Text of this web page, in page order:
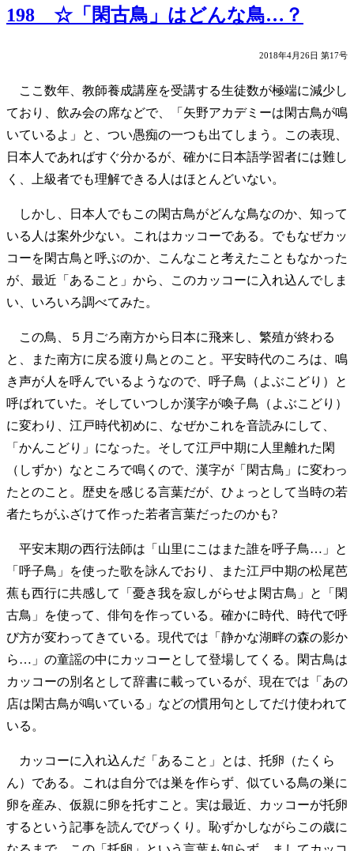
198 ☆「閑古鳥」はどんな鳥…？
2018年4月26日 第17号
ここ数年、教師養成講座を受講する生徒数が極端に減少し
ており、飲み会の席などで、「矢野アカデミーは閑古鳥が鳴
いているよ」と、つい愚痴の一つも出てしまう。この表現、
日本人であればすぐ分かるが、確かに日本語学習者には難し
く、上級者でも理解できる人はほとんどいない。
しかし、日本人でもこの閑古鳥がどんな鳥なのか、知って
いる人は案外少ない。これはカッコーである。でもなぜカッ
コーを閑古鳥と呼ぶのか、こんなこと考えたこともなかった
が、最近「あること」から、このカッコーに入れ込んでしま
い、いろいろ調べてみた。
この鳥、５月ごろ南方から日本に飛来し、繁殖が終わる
と、また南方に戻る渡り鳥とのこと。平安時代のころは、鳴
き声が人を呼んでいるようなので、呼子鳥（よぶこどり）と
呼ばれていた。そしていつしか漢字が喚子鳥（よぶこどり）
に変わり、江戸時代初めに、なぜかこれを音読みにして、
「かんこどり」になった。そして江戸中期に人里離れた閑
（しずか）なところで鳴くので、漢字が「閑古鳥」に変わっ
たとのこと。歴史を感じる言葉だが、ひょっとして当時の若
者たちがふざけて作った若者言葉だったのかも?
平安末期の西行法師は「山里にこはまた誰を呼子鳥…」と
「呼子鳥」を使った歌を詠んでおり、また江戸中期の松尾芭
蕉も西行に共感して「憂き我を寂しがらせよ閑古鳥」と「閑
古鳥」を使って、俳句を作っている。確かに時代、時代で呼
び方が変わってきている。現代では「静かな湖畔の森の影か
ら…」の童謡の中にカッコーとして登場してくる。閑古鳥は
カッコーの別名として辞書に載っているが、現在では「あの
店は閑古鳥が鳴いている」などの慣用句としてだけ使われて
いる。
カッコーに入れ込んだ「あること」とは、托卵（たくら
ん）である。これは自分では巣を作らず、似ている鳥の巣に
卵を産み、仮親に卵を托すこと。実は最近、カッコーが托卵
するという記事を読んでびっくり。恥ずかしながらこの歳に